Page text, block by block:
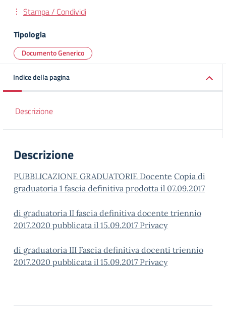
Stampa / Condividi
Tipologia
Documento Generico
Indice della pagina
Descrizione
Descrizione
PUBBLICAZIONE GRADUATORIE Docente Copia di
graduatoria 1 fascia definitiva prodotta il 07.09.2017
di graduatoria II fascia definitiva docente triennio
2017.2020 pubblicata il 15.09.2017 Privacy
di graduatoria III Fascia definitiva docenti triennio
2017.2020 pubblicata il 15.09.2017 Privacy